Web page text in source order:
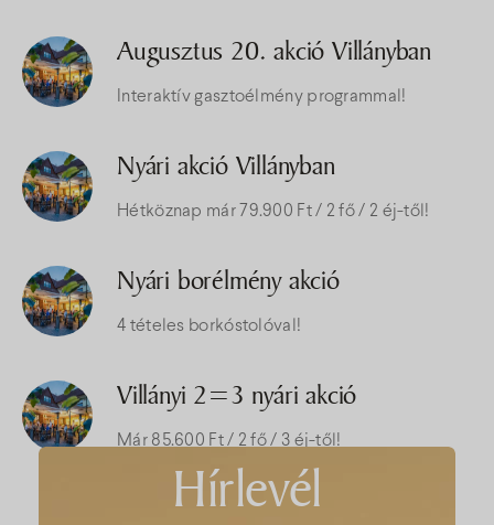
Augusztus 20. akció Villányban
Interaktív gasztoélmény programmal!
Nyári akció Villányban
Hétköznap már 79.900 Ft / 2 fő / 2 éj-től!
Nyári borélmény akció
4 tételes borkóstolóval!
Villányi 2=3 nyári akció
Már 85.600 Ft / 2 fő / 3 éj-től!
Hírlevél